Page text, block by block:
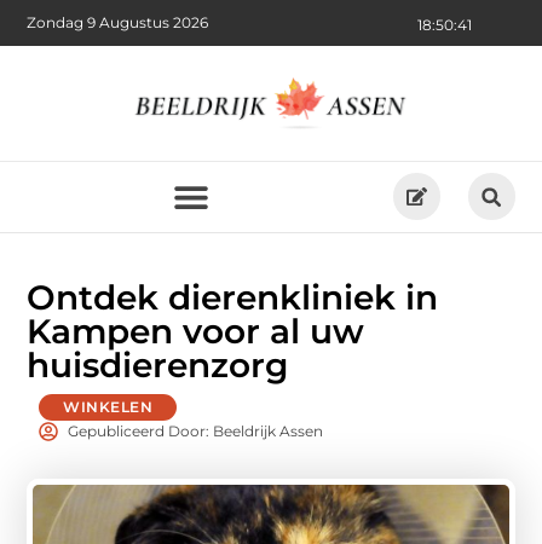
18:50:43
Zondag 9 Augustus 2026
Ontdek dierenkliniek in
Kampen voor al uw
huisdierenzorg
WINKELEN
Gepubliceerd Door: Beeldrijk Assen